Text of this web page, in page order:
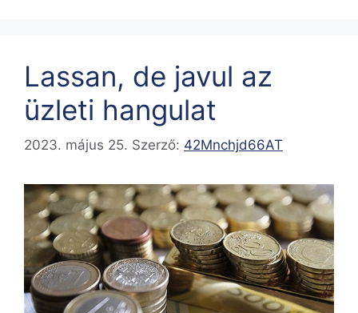
Lassan, de javul az
üzleti hangulat
2023. május 25. Szerző: 42Mnchjd66AT